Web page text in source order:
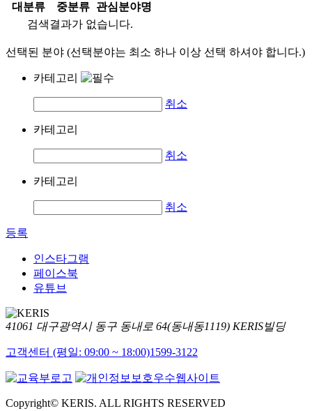
대분류
중분류
관심분야명
검색결과가 없습니다.
선택된 분야 (선택분야는 최소 하나 이상 선택 하셔야 합니다.)
카테고리
취소
카테고리
취소
카테고리
취소
등록
인스타그램
페이스북
유튜브
41061 대구광역시 동구 동내로 64(동내동1119) KERIS빌딩
고객센터 (평일: 09:00 ~ 18:00)1599-3122
Copyright© KERIS. ALL RIGHTS RESERVED